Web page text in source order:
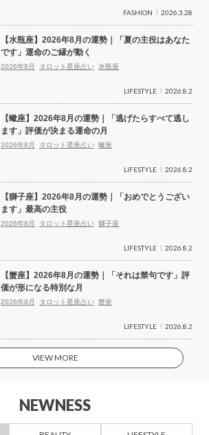
FASHION 2026.3.28
【水瓶座】2026年8月の運勢｜「夏の主役はあなた
です」運命のご縁が動く
2026年8月 タロット星座占い 水瓶座
LIFESTYLE 2026.8.2
【蠍座】2026年8月の運勢｜「逃げたらすべて逃し
ます」評価が決まる運命の月
2026年8月 タロット星座占い 蠍座
LIFESTYLE 2026.8.2
【獅子座】2026年8月の運勢｜「おめでとうござい
ます」最高の主役
2026年8月 タロット星座占い 獅子座
LIFESTYLE 2026.8.2
【蟹座】2026年8月の運勢｜「それは禁句です」評
価が形になる特別な月
2026年8月 タロット星座占い 蟹座
LIFESTYLE 2026.8.2
VIEW MORE
NEWNESS